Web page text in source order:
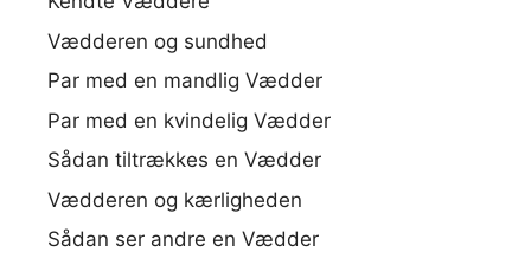
Vædderen og sundhed
Par med en mandlig Vædder
Par med en kvindelig Vædder
Sådan tiltrækkes en Vædder
Vædderen og kærligheden
Sådan ser andre en Vædder